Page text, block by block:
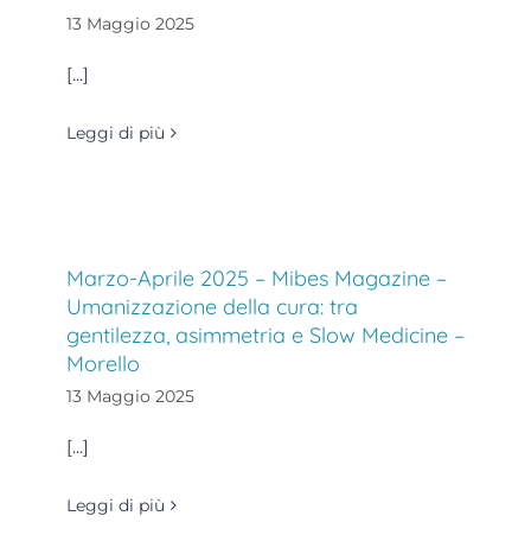
13 Maggio 2025
[...]
Leggi di più
Marzo-Aprile 2025 – Mibes Magazine –
Umanizzazione della cura: tra
gentilezza, asimmetria e Slow Medicine –
Morello
13 Maggio 2025
[...]
Leggi di più